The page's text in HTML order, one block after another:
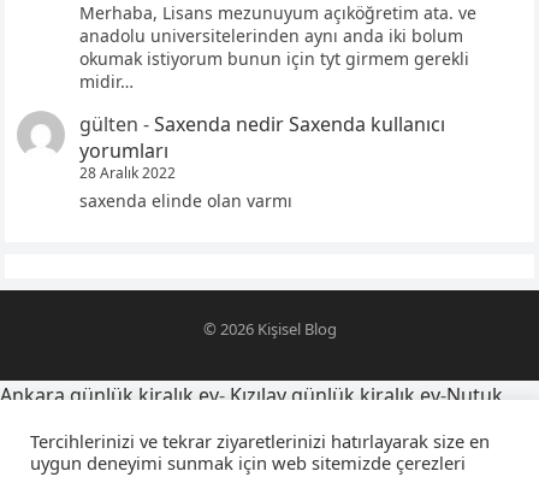
Merhaba, Lisans mezunuyum açıköğretim ata. ve
anadolu universitelerinden aynı anda iki bolum
okumak istiyorum bunun için tyt girmem gerekli
midir…
gülten -Saxenda nedir Saxenda kullanıcı
yorumları
28 Aralık 2022
saxenda elinde olan varmı
© 2026 Kişisel Blog
Tercihlerinizi ve tekrar ziyaretlerinizi hatırlayarak size en
uygun deneyimi sunmak için web sitemizde çerezleri
Ankara günlük kiralık ev- Kızılay günlük kiralık ev-Nutuk
yegensozleri.net-Latince yazı dövmeleri ve anlamları-